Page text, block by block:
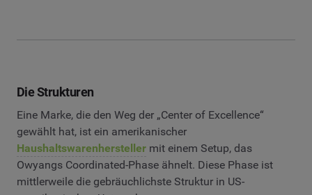
Die Strukturen
Eine Marke, die den Weg der „Center of Excellence“
gewählt hat, ist ein amerikanischer
Haushaltswarenhersteller mit einem Setup, das
Owyangs Coordinated-Phase ähnelt. Diese Phase ist
mittlerweile die gebräuchlichste Struktur in US-